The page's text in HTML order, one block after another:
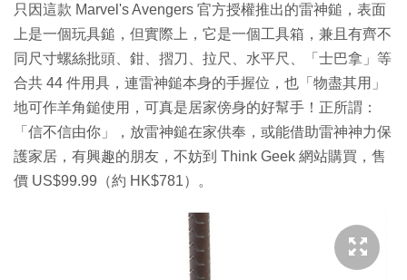
只因這款 Marvel's Avengers 官方授權推出的雷神鎚，表面
上是一個玩具鎚，但實際上，它是一個工具箱，兼且有齊不
同尺寸螺絲批頭、鉗、摺刀、拉尺、水平尺、「士巴拿」等
合共 44 件用具，連雷神鎚本身的手握位，也「物盡其用」
地可作羊角鎚使用，可真是居家傍身的好幫手！正所謂：
「信不信由你」，放雷神鎚在家供奉，或能借助雷神神力保
護家居，有興趣的朋友，不妨到 Think Geek 網站購買，售
價 US$99.99（約 HK$781）。